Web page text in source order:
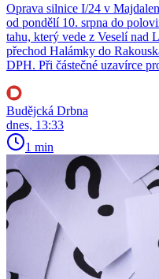
Oprava silnice I/24 v
od pondělí 10. srpna do
tahu, který vede z Veselí nad
přechod Halámky do
DPH. Při částečné uzavírce
Budějcká Drbna
dnes, 13:33
1 min